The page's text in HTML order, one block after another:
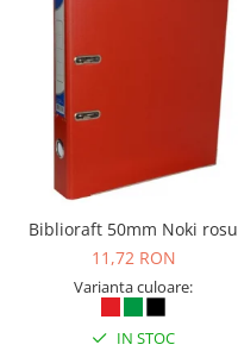
Biblioraft 50mm Noki rosu
11,72 RON
Varianta culoare:
IN STOC